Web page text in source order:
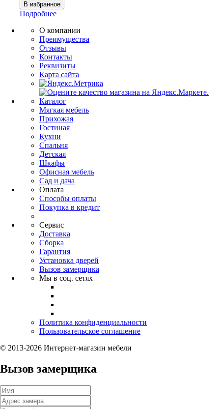
Подробнее
О компании
Преимущества
Отзывы
Контакты
Реквизиты
Карта сайта
Каталог
Мягкая мебель
Прихожая
Гостиная
Кухни
Спальня
Детская
Шкафы
Офисная мебель
Сад и дача
Оплата
Способы оплаты
Покупка в кредит
Сервис
Доставка
Сборка
Гарантия
Установка дверей
Вызов замерщика
Мы в соц. сетях
Политика конфиденциальности
Пользовательское соглашение
© 2013-2026 Интернет-магазин мебели
Вызов замерщика